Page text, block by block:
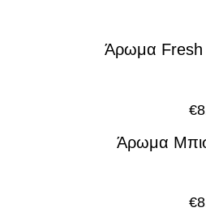
Άρωμα Fresh
€
Άρωμα
€